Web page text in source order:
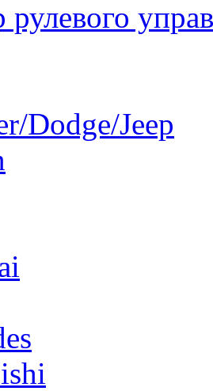
рулевого
Dodge/Jeep